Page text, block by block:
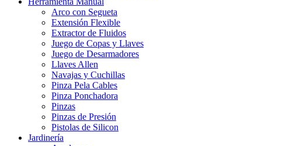
Arco con Segueta
Extensión Flexible
Extractor de Fluidos
Juego de Copas y Llaves
Juego de Desarmadores
Llaves Allen
Navajas y Cuchillas
Pinza Pela Cables
Pinza Ponchadora
Pinzas
Pinzas de Presión
Pistolas de Silicon
Jardinería